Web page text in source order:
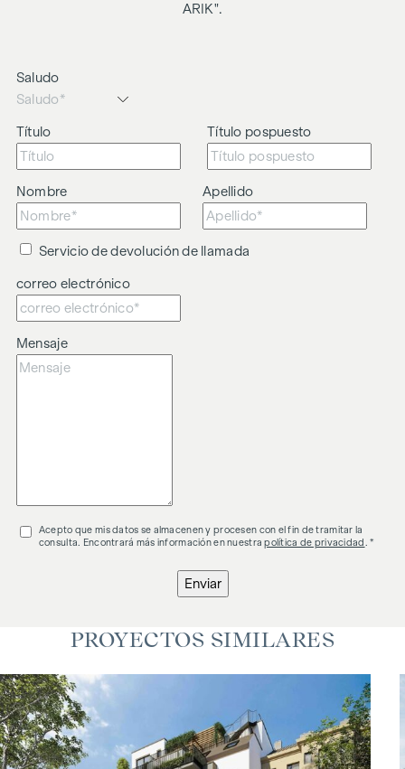
ARIK".
Saludo
Título Título pospuesto
Nombre Apellido
Servicio de devolución de llamada
correo electrónico
Mensaje
Acepto que mis datos se almacenen y procesen con el fin de tramitar la
consulta. Encontrará más información en nuestrapolítica de privacidad . *
Enviar
PROYECTOS SIMILARES